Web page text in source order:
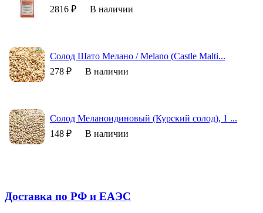
2816 ₽
В наличии
Солод Шато Мелано / Melano (Castle Malti...
278 ₽
В наличии
Солод Меланоидиновый (Курский солод), 1 ...
148 ₽
В наличии
Доставка по РФ и EAЭС